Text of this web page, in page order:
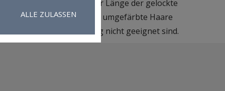
bei der Berechnung der Länge der gelockte
sowie häufig umgefärbte Haare
zur Perückenherstellung nicht geeignet sind.
ALLE ZULASSEN